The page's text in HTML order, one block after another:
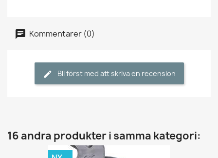
Kommentarer (0)
Bli först med att skriva en recension
16 andra produkter i samma kategori: